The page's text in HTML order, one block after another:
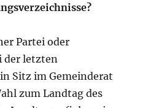
Partei oder
der letzten
Sitz im Gemeinderat
zum Landtag des